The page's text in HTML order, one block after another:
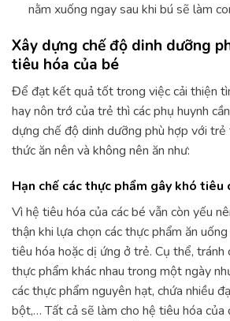
nằm xuống ngay sau khi bú sẽ làm
Xây dựng chế độ dinh dưỡng
tiêu hóa của bé
Để đạt kết quả tốt trong việc cải thiện
hay nôn trớ của trẻ thì các phụ huynh
dựng chế độ dinh dưỡng phù hợp với trẻ
thức ăn nên và không nên ăn như:
Hạn chế các thực phẩm gây khó tiêu
Vì hệ tiêu hóa của các bé vẫn còn yếu
thận khi lựa chọn các thực phẩm ăn
tiêu hóa hoặc dị ứng ở trẻ. Cụ thể, tránh
thực phẩm khác nhau trong một ngày
các thực phẩm nguyên hạt, chứa nhiều
bột,… Tất cả sẽ làm cho hệ tiêu hóa của